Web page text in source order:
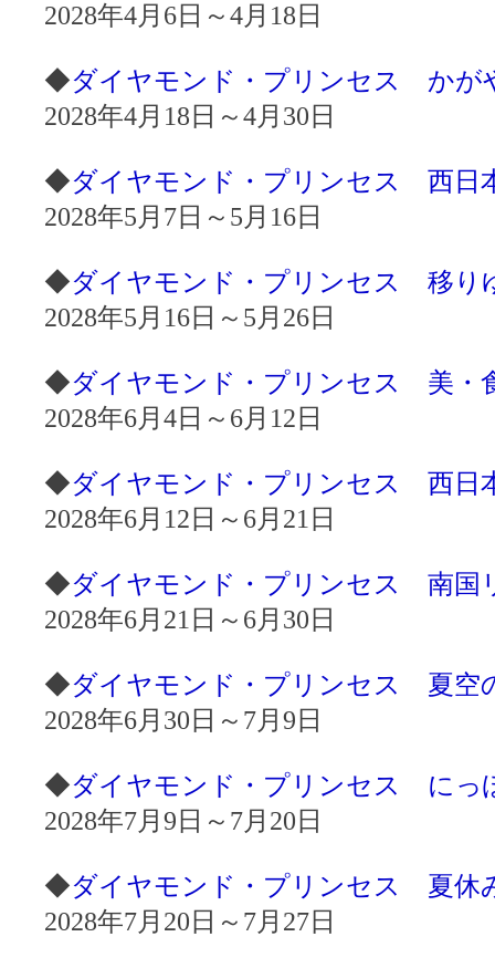
2028年4月6日～4月18日
◆ダイヤモンド・プリンセス かが
2028年4月18日～4月30日
◆ダイヤモンド・プリンセス 西日
2028年5月7日～5月16日
◆ダイヤモンド・プリンセス 移り
2028年5月16日～5月26日
◆ダイヤモンド・プリンセス 美・
2028年6月4日～6月12日
◆ダイヤモンド・プリンセス 西日
2028年6月12日～6月21日
◆ダイヤモンド・プリンセス 南国
2028年6月21日～6月30日
◆ダイヤモンド・プリンセス 夏空
2028年6月30日～7月9日
◆ダイヤモンド・プリンセス にっ
2028年7月9日～7月20日
◆ダイヤモンド・プリンセス 夏休
2028年7月20日～7月27日